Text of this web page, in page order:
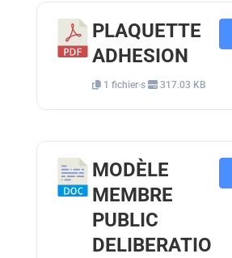
PLAQUETTE
ADHESION
1 fichier·s 317.03 KB
MODÈLE
MEMBRE
PUBLIC
DELIBERATIO